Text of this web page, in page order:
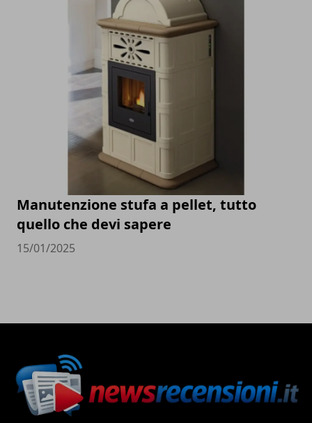
Manutenzione stufa a pellet, tutto
quello che devi sapere
15/01/2025